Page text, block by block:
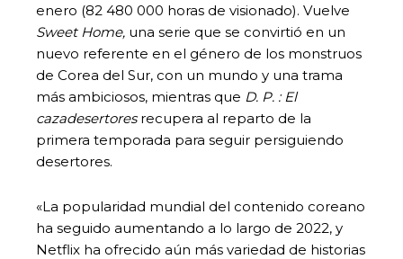
enero (82 480 000 horas de visionado). Vuelve
Sweet Home, una serie que se convirtió en un
nuevo referente en el género de los monstruos
de Corea del Sur, con un mundo y una trama
más ambiciosos, mientras que D. P. : El
cazadesertoresrecupera al reparto de la
primera temporada para seguir persiguiendo
desertores.
«La popularidad mundial del contenido coreano
ha seguido aumentando a lo largo de 2022, y
Netflix ha ofrecido aún más variedad de historias